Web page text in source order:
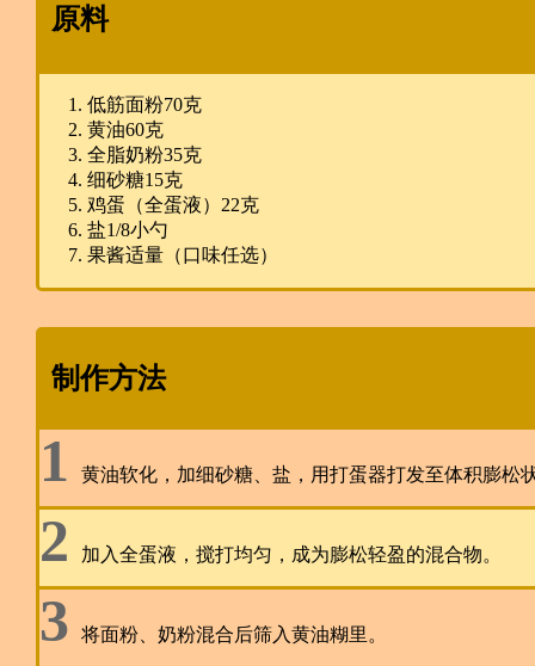
原料
低筋面粉70克
黄油60克
全脂奶粉35克
细砂糖15克
鸡蛋（全蛋液）22克
盐1/8小勺
果酱适量（口味任选）
制作方法
1 黄油软化，加细砂糖、盐，用打蛋器打发至体积膨松
2 加入全蛋液，搅打均匀，成为膨松轻盈的混合物。
3 将面粉、奶粉混合后筛入黄油糊里。